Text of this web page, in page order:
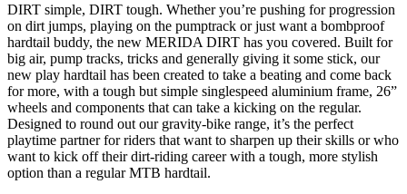
DIRT simple, DIRT tough. Whether you’re pushing for progression
on dirt jumps, playing on the pumptrack or just want a bombproof
hardtail buddy, the new MERIDA DIRT has you covered. Built for
big air, pump tracks, tricks and generally giving it some stick, our
new play hardtail has been created to take a beating and come back
for more, with a tough but simple singlespeed aluminium frame, 26”
wheels and components that can take a kicking on the regular.
Designed to round out our gravity-bike range, it’s the perfect
playtime partner for riders that want to sharpen up their skills or who
want to kick off their dirt-riding career with a tough, more stylish
option than a regular MTB hardtail.